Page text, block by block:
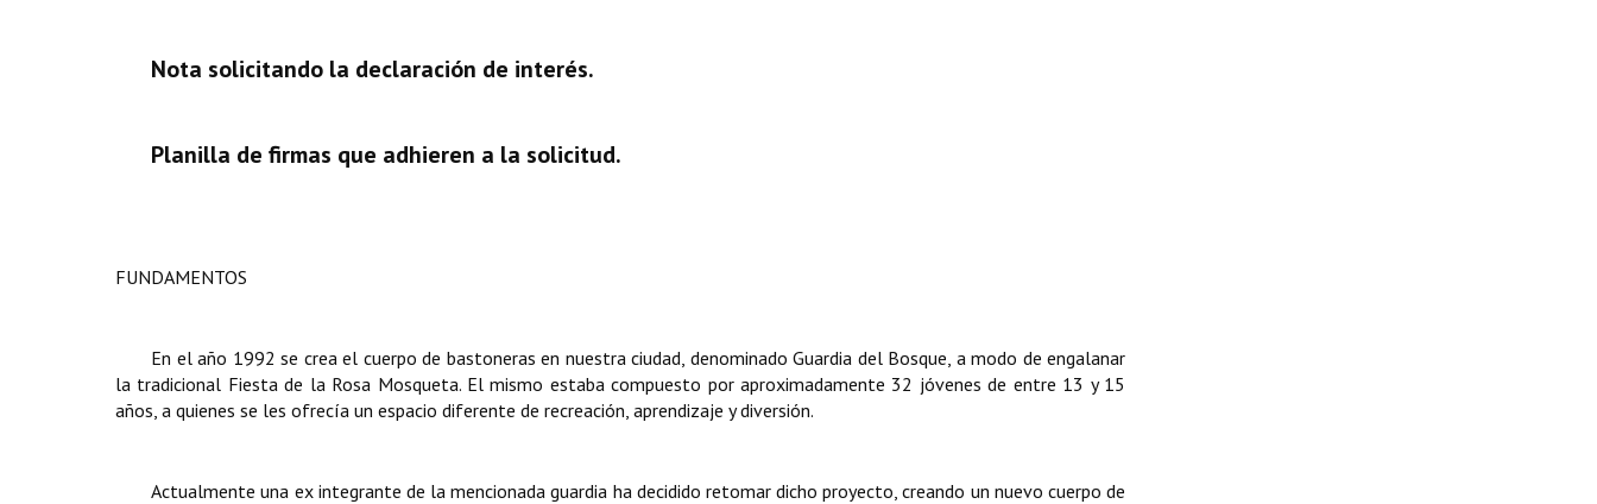
Nota solicitando la declaración de interés.
Planilla de firmas que adhieren a la solicitud.
FUNDAMENTOS
En el año 1992 se crea el cuerpo de bastoneras en nuestra ciudad, denominado Guardia del Bosque, a modo de engalanar
la tradicional Fiesta de la Rosa Mosqueta. El mismo estaba compuesto por aproximadamente 32 jóvenes de entre 13 y 15
años, a quienes se les ofrecía un espacio diferente de recreación, aprendizaje y diversión.
Actualmente una ex integrante de la mencionada guardia ha decidido retomar dicho proyecto, creando un nuevo cuerpo de